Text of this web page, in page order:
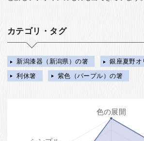
カテゴリ・タグ
新潟漆器（新潟県）の箸
銀座夏野オ
利休箸
紫色（パープル）の箸